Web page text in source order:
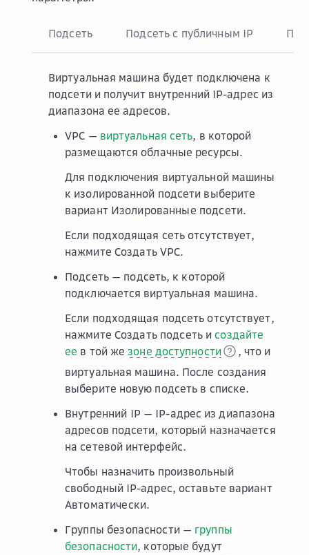
Подсеть Подсеть с публичным IP
Виртуальная машина будет подключена к
подсети и получит внутренний IP-адрес из
диапазона ее адресов.
VPC — виртуальная сеть, в которой
размещаются облачные ресурсы.
Для подключения виртуальной машины
к изолированной подсети выберите
вариант Изолированные подсети.
Если подходящая сеть отсутствует,
нажмите Создать VPC.
Подсеть — подсеть, к которой
подключается виртуальная машина.
Если подходящая подсеть отсутствует,
нажмите Создать подсеть исоздайте
ее в той жезоне доступности
, что и
виртуальная машина. После создания
выберите новую подсеть в списке.
Внутренний IP — IP-адрес из диапазона
адресов подсети, который назначается
на сетевой интерфейс.
Чтобы назначить произвольный
свободный IP-адрес, оставьте вариант
Автоматически.
Группы безопасности— группы
безопасности, которые будут